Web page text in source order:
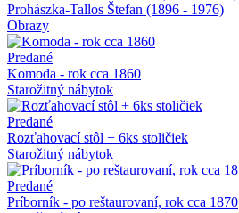
Prohászka-Tallos Štefan (1896 - 1976)
Obrazy
Predané
Komoda - rok cca 1860
Starožitný nábytok
Predané
Rozťahovací stôl + 6ks stoličiek
Starožitný nábytok
Predané
Príborník - po reštaurovaní, rok cca 1870